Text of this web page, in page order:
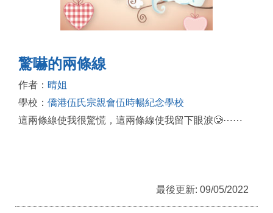
驚嚇的兩條線
作者： 晴姐
學校： 僑港伍氏宗親會伍時暢紀念學校
這兩條線使我很驚慌，這兩條線使我留下眼淚🥲⋯⋯
最後更新: 09/05/2022